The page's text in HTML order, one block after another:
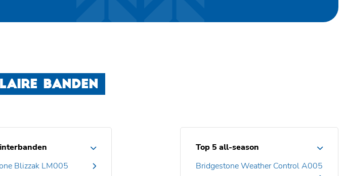
BANDEN
Blizzak LM005
Top 5 all-season
Bridgestone Weather Control A005